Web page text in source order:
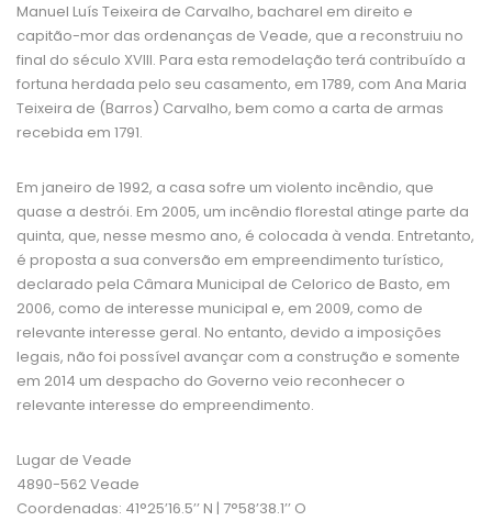
Manuel Luís Teixeira de Carvalho, bacharel em direito e
capitão-mor das ordenanças de Veade, que a reconstruiu no
final do século XVIII. Para esta remodelação terá contribuído a
fortuna herdada pelo seu casamento, em 1789, com Ana Maria
Teixeira de (Barros) Carvalho, bem como a carta de armas
recebida em 1791.
Em janeiro de 1992, a casa sofre um violento incêndio, que
quase a destrói. Em 2005, um incêndio florestal atinge parte da
quinta, que, nesse mesmo ano, é colocada à venda. Entretanto,
é proposta a sua conversão em empreendimento turístico,
declarado pela Câmara Municipal de Celorico de Basto, em
2006, como de interesse municipal e, em 2009, como de
relevante interesse geral. No entanto, devido a imposições
legais, não foi possível avançar com a construção e somente
em 2014 um despacho do Governo veio reconhecer o
relevante interesse do empreendimento.
Lugar de Veade
4890-562 Veade
Coordenadas: 41°25’16.5’’ N | 7°58’38.1’’ O